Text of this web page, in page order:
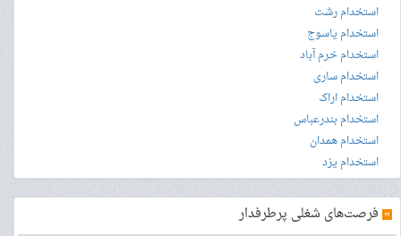
استخدام رشت
استخدام یاسوج
استخدام خرم آباد
استخدام ساری
استخدام اراک
استخدام بندرعباس
استخدام همدان
استخدام یزد
» فرصت‌های شغلی پرطرفدار